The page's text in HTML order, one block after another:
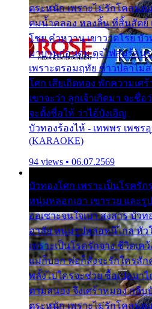
ตระหนัก เพราะไม่รักโคลนต
ตมน้ำคลอง หลงลิ้น ที่สิ้นสัตย์
โชย คำหวาน เขาวาดโรย บั
มาบานก่อนตูม ดุจไฟสุมร้อน
เพราะตรอมฤทัย ข้าวปลาไม่
โศก เสียเถิดทอง พักความเศ
เขาจะว่า ลูกเจ้าเกิดมา จะชื่
จะตั้งชื่อให้ ว่าไอ้บังเอิญ
บัวทองร้องไห้ - เทพพร เพชร
(KARAOKE)
94 views • 06.07.2569
บัวทองโศก เพราะเป็นโรครั
หนุ่มหลอกเอา เขารวย และ
ออเซาะจนใจเบา สงสาร บัวท
อาลัย หนุ่มรูปหล่อหนีไกล หัว
เพราะเป็นโรครักจาง ชีวิตเค
แม่ก็บอก พ่อก็สั่งจะรักใครสัก
พลั้งไปใครจะช่วย ซื้อเปลมา
ตามสนอง จึงเศร้าหมอง กลีบ
ตระหนัก เพราะไม่รักโคลนต